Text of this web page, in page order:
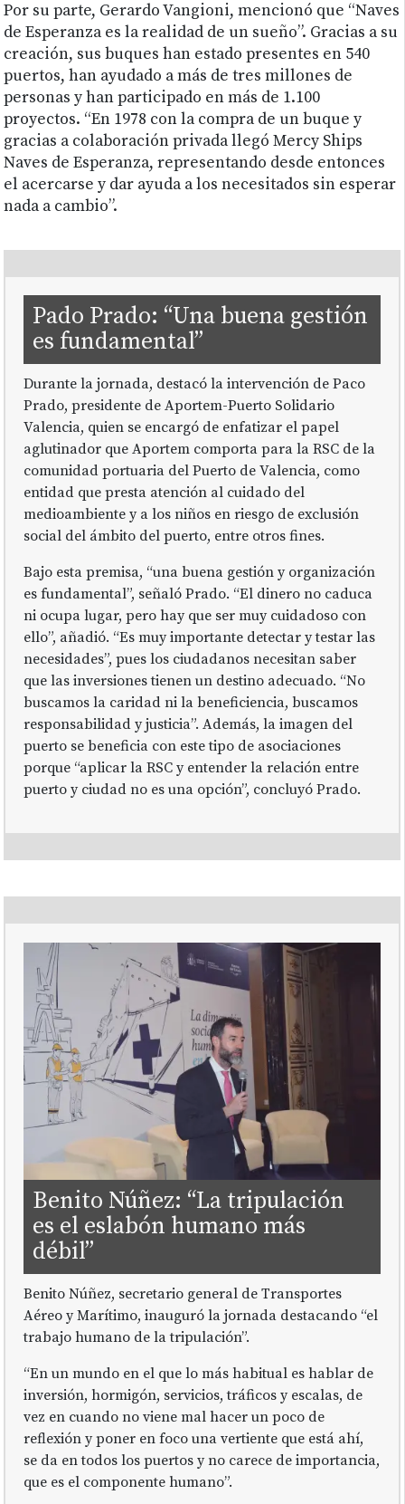
Por su parte, Gerardo Vangioni, mencionó que “Naves
de Esperanza es la realidad de un sueño”. Gracias a su
creación, sus buques han estado presentes en 540
puertos, han ayudado a más de tres millones de
personas y han participado en más de 1.100
proyectos. “En 1978 con la compra de un buque y
gracias a colaboración privada llegó Mercy Ships
Naves de Esperanza, representando desde entonces
el acercarse y dar ayuda a los necesitados sin esperar
nada a cambio”.
Pado Prado: “Una buena gestión
es fundamental”
Durante la jornada, destacó la intervención de Paco
Prado, presidente de Aportem-Puerto Solidario
Valencia, quien se encargó de enfatizar el papel
aglutinador que Aportem comporta para la RSC de la
comunidad portuaria del Puerto de Valencia, como
entidad que presta atención al cuidado del
medioambiente y a los niños en riesgo de exclusión
social del ámbito del puerto, entre otros fines.
Bajo esta premisa, “una buena gestión y organización
es fundamental”, señaló Prado. “El dinero no caduca
ni ocupa lugar, pero hay que ser muy cuidadoso con
ello”, añadió. “Es muy importante detectar y testar las
necesidades”, pues los ciudadanos necesitan saber
que las inversiones tienen un destino adecuado. “No
buscamos la caridad ni la beneficiencia, buscamos
responsabilidad y justicia”. Además, la imagen del
puerto se beneficia con este tipo de asociaciones
porque “aplicar la RSC y entender la relación entre
puerto y ciudad no es una opción”, concluyó Prado.
Benito Núñez: “La tripulación
es el eslabón humano más
débil”
Benito Núñez, secretario general de Transportes
Aéreo y Marítimo, inauguró la jornada destacando “el
trabajo humano de la tripulación”.
“En un mundo en el que lo más habitual es hablar de
inversión, hormigón, servicios, tráficos y escalas, de
vez en cuando no viene mal hacer un poco de
reflexión y poner en foco una vertiente que está ahí,
se da en todos los puertos y no carece de importancia,
que es el componente humano”.